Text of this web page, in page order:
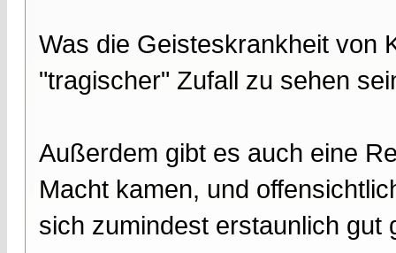
Was die Geisteskrankheit von
"tragischer" Zufall zu sehen
Außerdem gibt es auch eine
Macht kamen, und
sich zumindest erstaunlich gut